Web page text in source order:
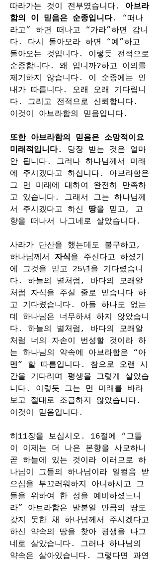
따라가는 것이 전부였습니다. 아브라
함의 이 믿음은 순종입니다. “떠나
라고” 하면 떠나고 “가라”하면 갑니
다. 다시 돌아오라 하면 “예”하고
돌아오는 것입니다. 이렇듯 전적으로
순종합니다. 왜 입니까?하고 이의를
제기하지 않습니다. 이 순종에는 인
내가 따릅니다. 오래 오래 기다립니
다. 그리고 전적으로 신뢰합니다.
이것이 아브라함의 믿음입니다.
또한 아브라함의 믿음은 소망적이요
미래적입니다. 당장 받는 것은 얼마
안 됩니다. 그러나 하나님께서 미래
에 주시겠다고 하십니다. 아브라함은
그 먼 미래에 대하여 완전히 만족하
고 있습니다. 그래서 그는 하나님께
서 주시겠다고 하신 땅을 믿고, 고
향을 떠나서 나그네로 살았습니다.
사라가 단산을 했는데도 불구하고,
하나님께서 자식을 주신다고 하셨기
에 그것을 믿고 25년을 기다렸습니
다. 하늘의 별처럼, 바다의 모래알
처럼 자식을 주실 줄로 믿습니다 하
고 기다렸습니다. 아들 하나도 없는
데 하나님은 너무하셔 하지 않았습니
다. 하늘의 별처럼, 바다의 모래알
처럼 너의 자손이 번성할 것이라 하
는 하나님의 약속에 아브라함은 “아
멘” 할 따름입니다. 참으로 오랜 시
간을 기다리며 평생을 그렇게 살았습
니다. 이렇듯 그는 먼 미래를 바라
보고 절대로 조급하지 않았습니다.
이것이 믿음입니다.
히11장을 보십시오. 16절에 “그들
이 이제는 더 나은 본향을 사모하니
곧 하늘에 있는 것이라 이러므로 하
나님이 그들의 하나님이라 일컬음 받
으심을 부끄러워하지 아니하시고 그
들을 위하여 한 성을 예비하셨느니
라” 아브라함은 발붙일 만큼의 땅도
갖지 못한 채 하나님께서 주시겠다고
하신 약속의 땅을 찾아 평생을 나그
네로 살았습니다. 그러나 하나님의
약속은 살아있습니다. 그렇다면 과연